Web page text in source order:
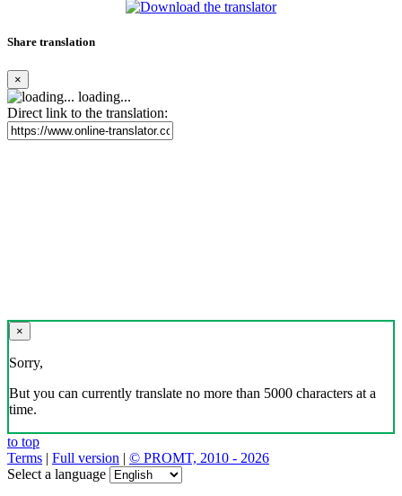
Share translation
×
loading...
Direct link to the translation:
×
Sorry,
But you can currently translate no more than 5000 characters at a
time.
to top
Terms | Full version | © PROMT, 2010 - 2026
Select a language